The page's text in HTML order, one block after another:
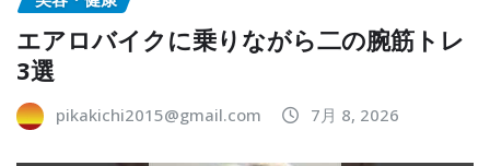
エアロバイクに乗りながら二の腕筋トレ
3選
pikakichi2015@gmail.com 7月 8, 2026